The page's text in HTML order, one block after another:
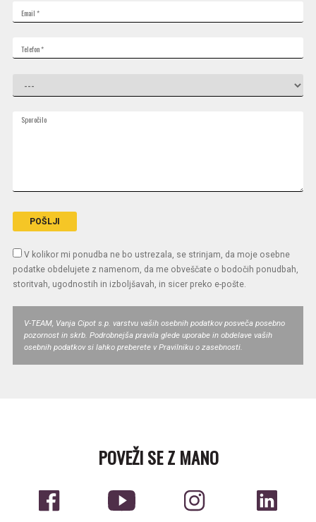
V kolikor mi ponudba ne bo ustrezala, se strinjam, da moje osebne
podatke obdelujete z namenom, da me obveščate o bodočih ponudbah,
storitvah, ugodnostih in izboljšavah, in sicer preko e-pošte.
V-TEAM, Vanja Cipot s.p. varstvu vaših osebnih podatkov posveča posebno
pozornost in skrb. Podrobnejša pravila glede uporabe in obdelave vaših
osebnih podatkov si lahko preberete v Pravilniku o zasebnosti.
POVEŽI SE Z MANO